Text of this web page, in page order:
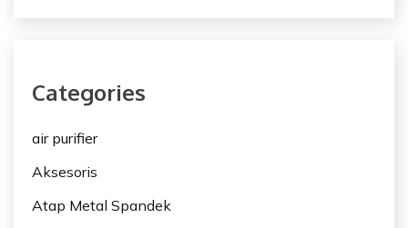
Categories
air purifier
Aksesoris
Atap Metal Spandek